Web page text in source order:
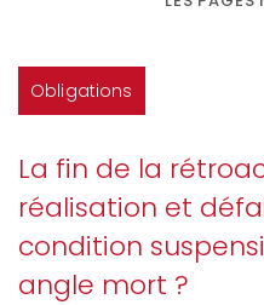
Obligations
La fin de la
réalisation et
condition
angle mort ?